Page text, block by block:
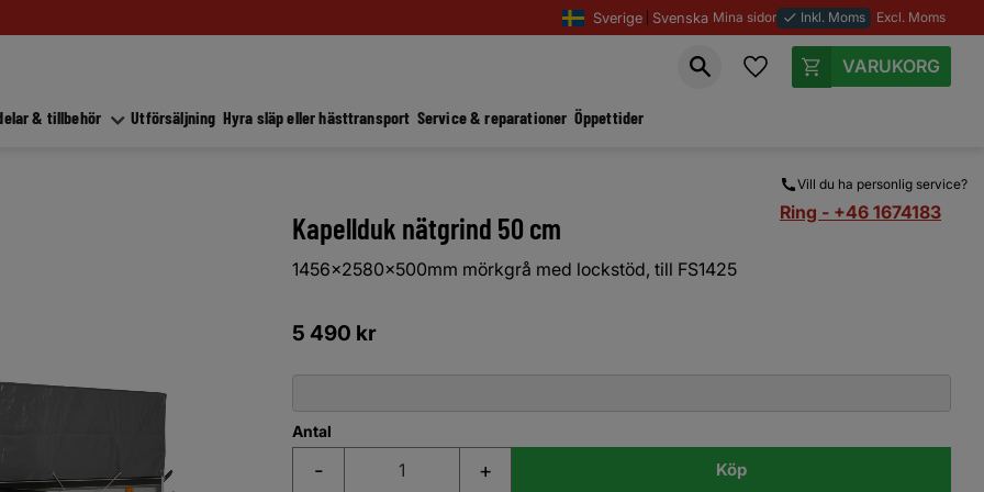
Sverige Svenska Mina sidor done Inkl. Moms Excl. Moms
Vill du ha personlig service?
Ring - +46 1674183
Favoriter
Kundvagn
& tillbehör Utförsäljning Hyra släp eller hästtransport Service & reparationer Öppettider
Kapellduk nätgrind 50 cm
1456x2580x500mm mörkgrå med lockstöd, till FS1425
5 490 kr
Antal
+
- Köp